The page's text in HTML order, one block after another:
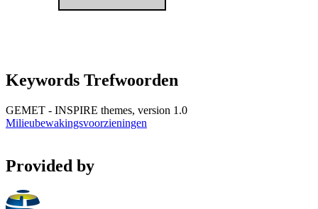
Keywords Trefwoorden
GEMET - INSPIRE themes, version 1.0
Milieubewakingsvoorzieningen
Provided by